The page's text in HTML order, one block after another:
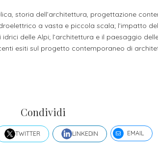
storia dell’architettura, progettazione
a vasta e piccola scala; l’impatto
delle Alpi; l’architettura e il paesaggio
esiti sul progetto contemporaneo di
Condividi
TWITTER LINKEDIN EMAIL